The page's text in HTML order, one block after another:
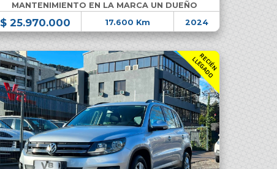
MANTENIMIENTO EN LA MARCA UN DUEÑO
$ 25.970.000 17.600 Km 2024
R
E
C
I
É
N
L
L
E
G
A
D
O